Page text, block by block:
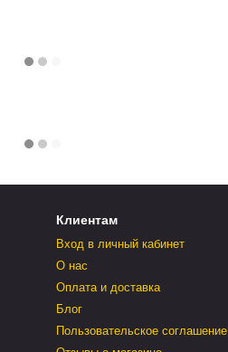
Клиентам
Вход в личный кабинет
О нас
Оплата и доставка
Блог
Пользовательское соглашение